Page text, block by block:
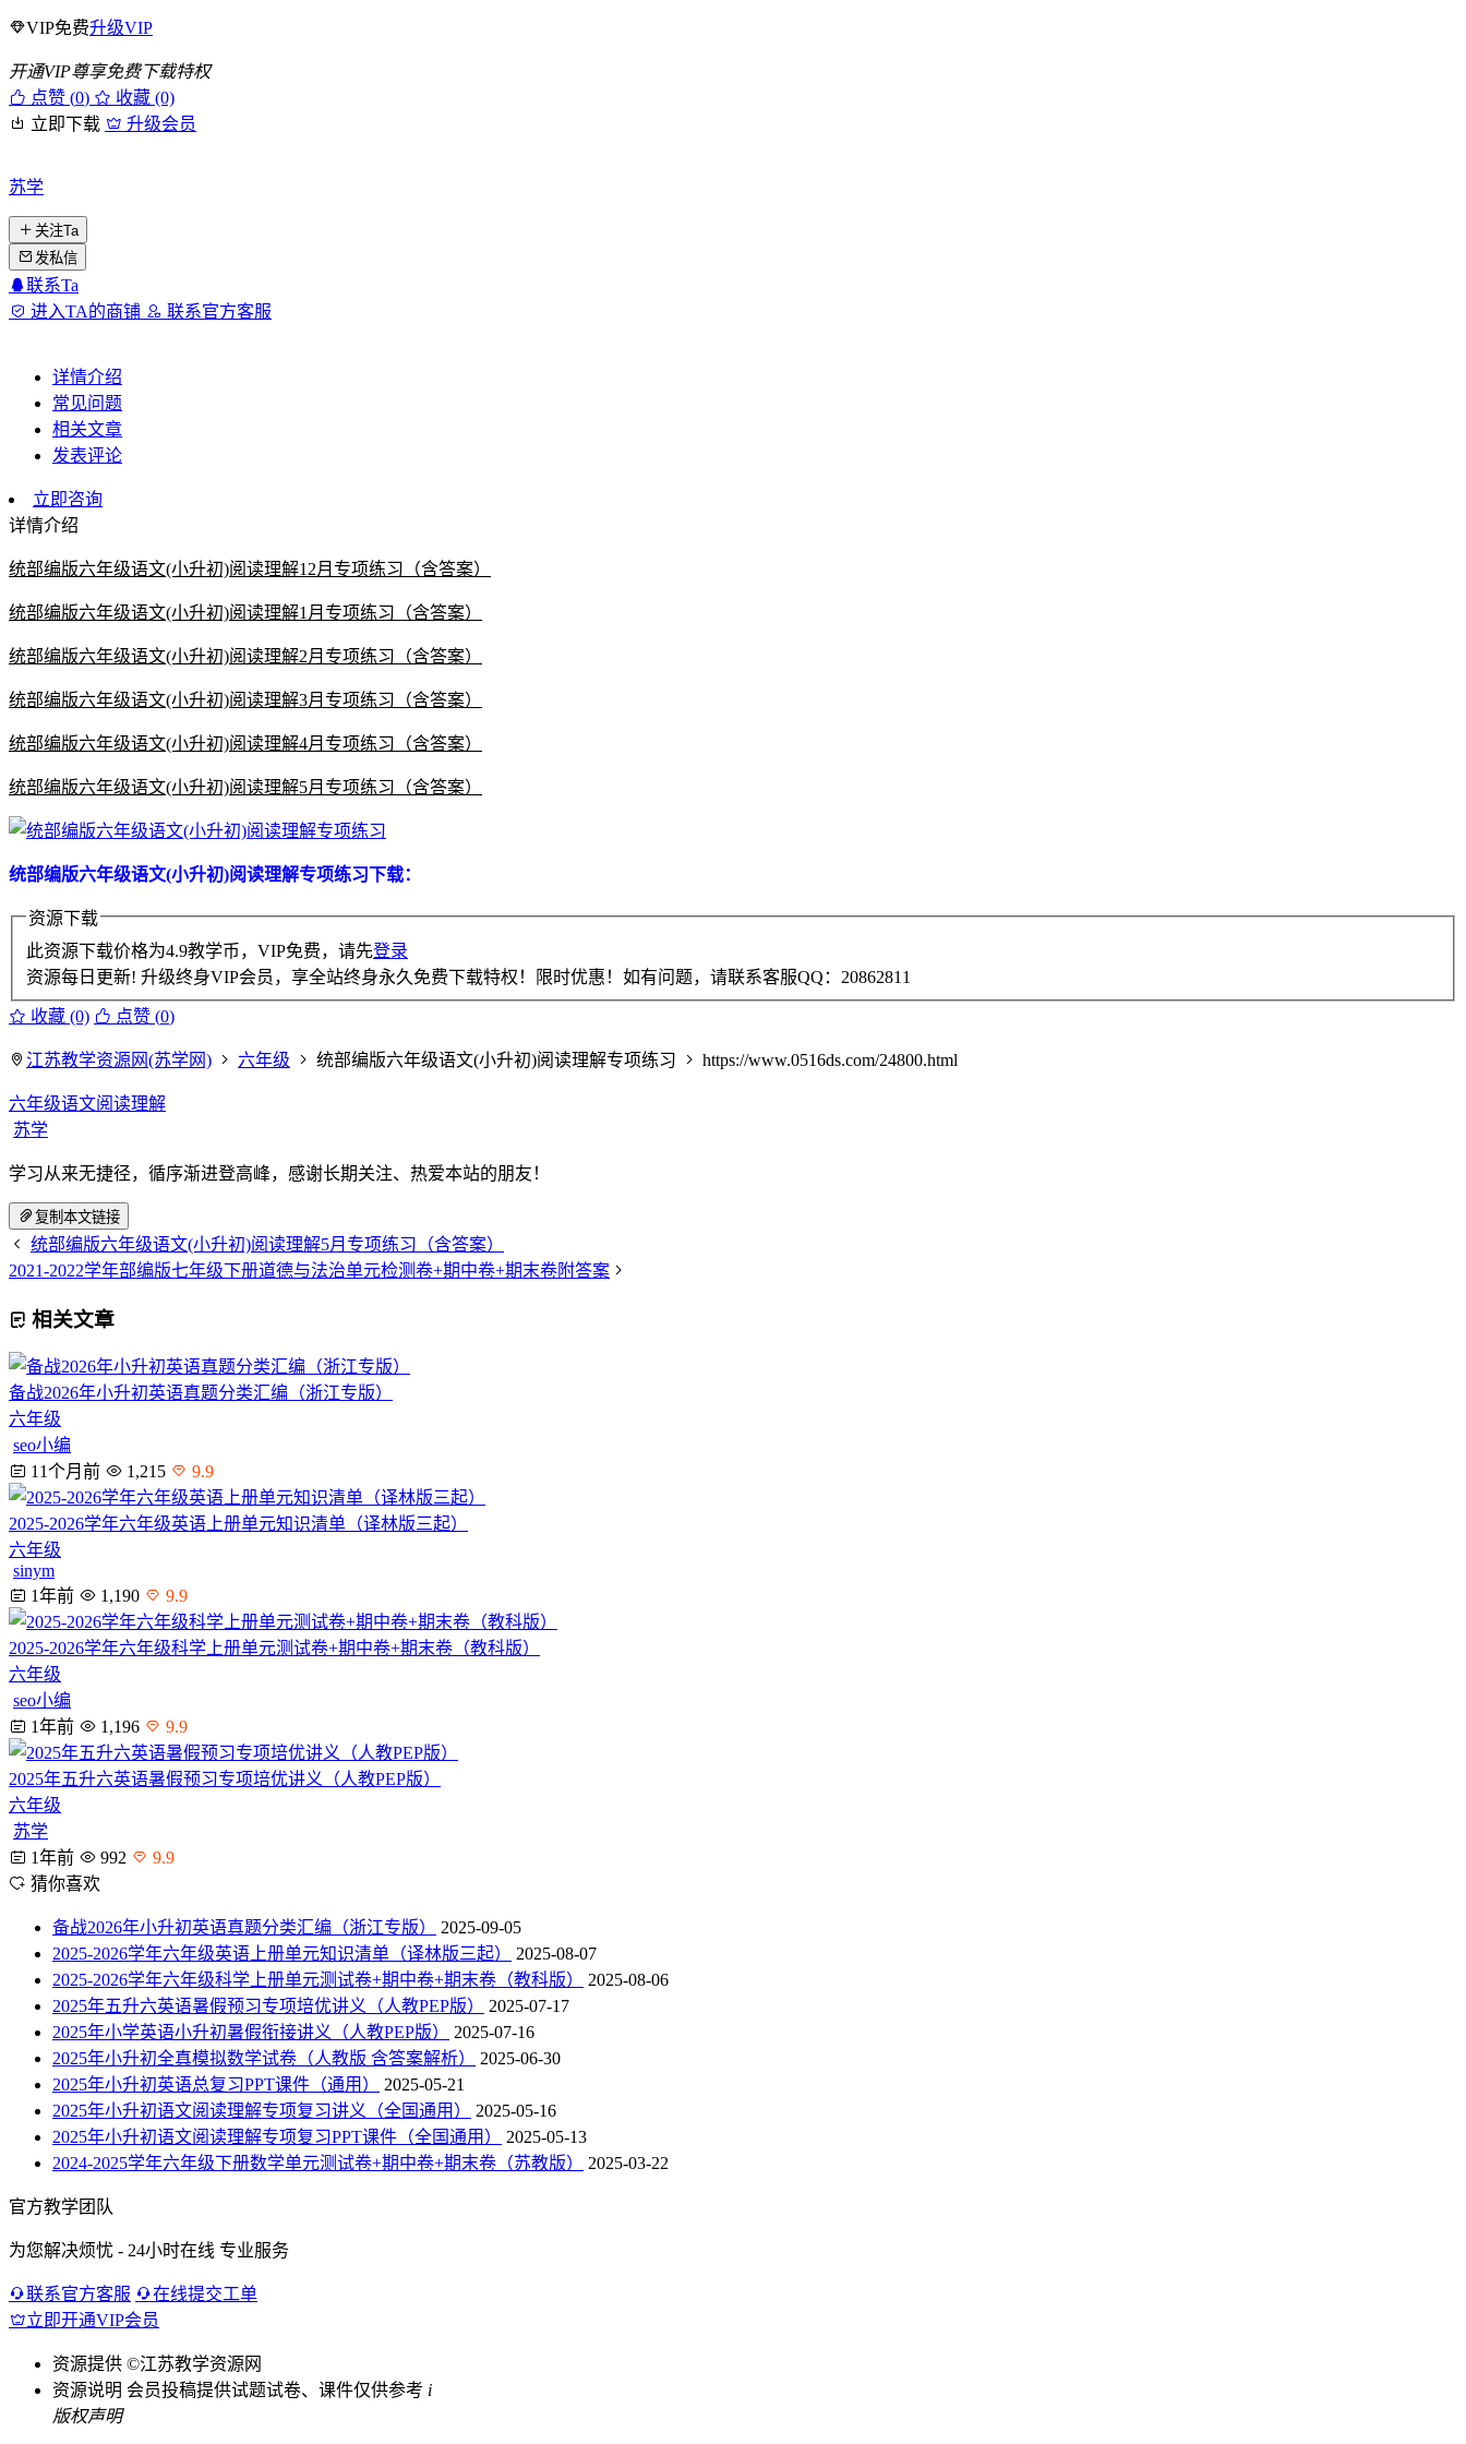
VIP免费升级VIP
开通VIP尊享免费下载特权
点赞 (0)
收藏 (0)
立即下载
升级会员
苏学
关注Ta
发私信
联系Ta
进入TA的商铺
联系官方客服
详情介绍
常见问题
相关文章
发表评论
立即咨询
详情介绍
统部编版六年级语文(小升初)阅读理解12月专项练习（含答案）
统部编版六年级语文(小升初)阅读理解1月专项练习（含答案）
统部编版六年级语文(小升初)阅读理解2月专项练习（含答案）
统部编版六年级语文(小升初)阅读理解3月专项练习（含答案）
统部编版六年级语文(小升初)阅读理解4月专项练习（含答案）
统部编版六年级语文(小升初)阅读理解5月专项练习（含答案）
统部编版六年级语文(小升初)阅读理解专项练习下载：
资源下载
此资源下载价格为4.9教学币，VIP免费，请先登录
资源每日更新! 升级终身VIP会员，享全站终身永久免费下载特权！限时优惠！如有问题，请联系客服QQ：20862811
收藏 (0) 点赞 (0)
江苏教学资源网(苏学网) 六年级 统部编版六年级语文(小升初)阅读理解专项练习 https://www.0516ds.com/24800.html
六年级语文阅读理解
苏学
学习从来无捷径，循序渐进登高峰，感谢长期关注、热爱本站的朋友！
复制本文链接
统部编版六年级语文(小升初)阅读理解5月专项练习（含答案）
2021-2022学年部编版七年级下册道德与法治单元检测卷+期中卷+期末卷附答案
相关文章
备战2026年小升初英语真题分类汇编（浙江专版）
六年级
seo小编
11个月前
1,215 9.9
2025-2026学年六年级英语上册单元知识清单（译林版三起）
六年级
sinym
1年前
1,190 9.9
2025-2026学年六年级科学上册单元测试卷+期中卷+期末卷（教科版）
六年级
seo小编
1年前
1,196 9.9
2025年五升六英语暑假预习专项培优讲义（人教PEP版）
六年级
苏学
1年前
992
9.9
猜你喜欢
备战2026年小升初英语真题分类汇编（浙江专版）
2025-09-05
2025-2026学年六年级英语上册单元知识清单（译林版三起）
2025-08-07
2025-2026学年六年级科学上册单元测试卷+期中卷+期末卷（教科版）
2025-08-06
2025年五升六英语暑假预习专项培优讲义（人教PEP版）
2025-07-17
2025年小学英语小升初暑假衔接讲义（人教PEP版）
2025-07-16
2025年小升初全真模拟数学试卷（人教版 含答案解析）
2025-06-30
2025年小升初英语总复习PPT课件（通用）
2025-05-21
2025年小升初语文阅读理解专项复习讲义（全国通用）
2025-05-16
2025年小升初语文阅读理解专项复习PPT课件（全国通用）
2025-05-13
2024-2025学年六年级下册数学单元测试卷+期中卷+期末卷（苏教版）
2025-03-22
官方教学团队
为您解决烦忧 - 24小时在线 专业服务
联系官方客服
在线提交工单
立即开通VIP会员
资源提供 ©江苏教学资源网
资源说明 会员投稿提供试题试卷、课件仅供参考 i
版权声明